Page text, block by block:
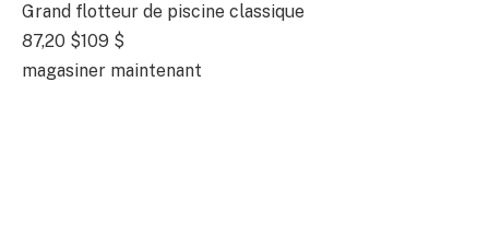
Grand flotteur de piscine classique
87,20 $109 $
magasiner maintenant